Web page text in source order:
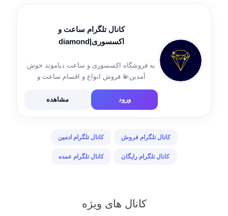
کانال تلگرام ساعت و
اکسسوری|diamond
به فروشگاه اکسسوری و ساعت دیاموند خوش
آمدین💫 فروش انواع و اقسام ساعت و
منصفانه ◇مردانه و زنانه ◇لاکچری و با کلاس
🔺یکبار اعتماد ، یک عمر رضایت […]
ورود مشاهده
کانال تلگرام فروش کانال تلگرام ادمین
کانال تلگرام رایگان کانال تلگرام عمده
کانال های ویژه